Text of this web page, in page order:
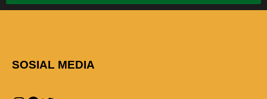
SOSIAL MEDIA